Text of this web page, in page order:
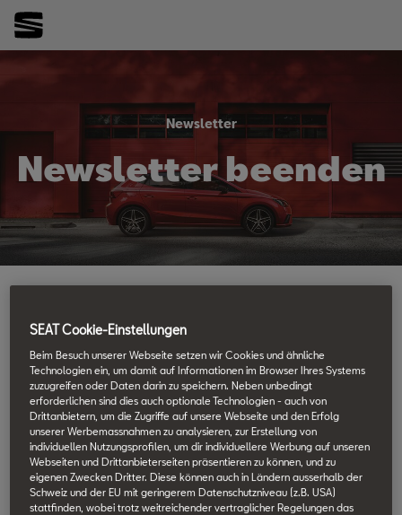
Newsletter
Newsletter beenden
Newsletter Abmeldung.
Danke, dass Sie den SEAT Newsletter bis heute abonniert
haben. Ihre Abmeldung wurde soeben erfolgreich durchgeführt.
Möchten Sie den Newsletter zu einem späteren Zeitpunkt wieder
abonnieren, können Sie sich auf unserer Website jederzeit
registrieren.
SEAT Cookie-Einstellungen
Beim Besuch unserer Webseite setzen wir Cookies und ähnliche
Technologien ein, um damit auf Informationen im Browser Ihres Systems
zuzugreifen oder Daten darin zu speichern. Neben unbedingt
erforderlichen sind dies auch optionale Technologien - auch von
Drittanbietern, um die Zugriffe auf unsere Webseite und den Erfolg
unserer Werbemassnahmen zu analysieren, zur Erstellung von
individuellen Nutzungsprofilen, um dir individuellere Werbung auf unseren
Webseiten und Drittanbieterseiten präsentieren zu können, und zu
eigenen Zwecken Dritter. Diese können auch in Ländern ausserhalb der
Schweiz und der EU mit geringerem Datenschutzniveau (z.B. USA)
stattfinden, wobei trotz weitreichender vertraglicher Regelungen das